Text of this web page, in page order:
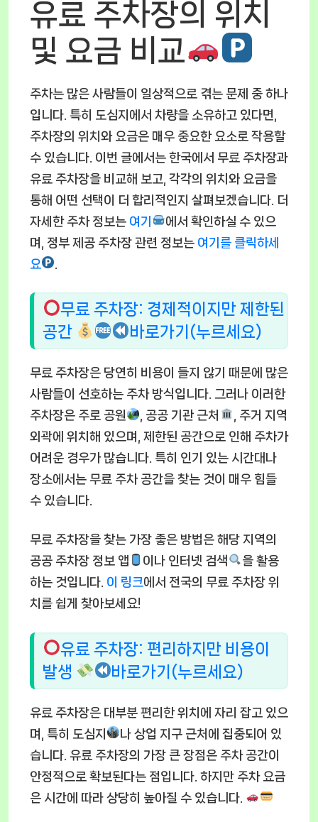
유료 주차장의 위치
및 요금 비교
주차는 많은 사람들이 일상적으로 겪는 문제 중 하나
입니다. 특히 도심지에서 차량을 소유하고 있다면,
주차장의 위치와 요금은 매우 중요한 요소로 작용할
수 있습니다. 이번 글에서는 한국에서 무료 주차장과
유료 주차장을 비교해 보고, 각각의 위치와 요금을
통해 어떤 선택이 더 합리적인지 살펴보겠습니다. 더
자세한 주차 정보는 여기
에서 확인하실 수 있으
며, 정부 제공 주차장 관련 정보는 여기를 클릭하세
요
무료 주차장: 경제적이지만 제한된
공간
바로가기(누르세요)
무료 주차장은 당연히 비용이 들지 않기 때문에 많은
사람들이 선호하는 주차 방식입니다. 그러나 이러한
주차장은 주로 공원
, 공공 기관 근처
, 주거 지역
외곽에 위치해 있으며, 제한된 공간으로 인해 주차가
어려운 경우가 많습니다. 특히 인기 있는 시간대나
장소에서는 무료 주차 공간을 찾는 것이 매우 힘들
수 있습니다.
무료 주차장을 찾는 가장 좋은 방법은 해당 지역의
공공 주차장 정보 앱
이나 인터넷 검색
을 활용
하는 것입니다. 이 링크에서 전국의 무료 주차장 위
치를 쉽게 찾아보세요!
유료 주차장: 편리하지만 비용이
발생
바로가기(누르세요)
유료 주차장은 대부분 편리한 위치에 자리 잡고 있으
며, 특히 도심지
나 상업 지구 근처에 집중되어 있
습니다. 유료 주차장의 가장 큰 장점은 주차 공간이
안정적으로 확보된다는 점입니다. 하지만 주차 요금
은 시간에 따라 상당히 높아질 수 있습니다.